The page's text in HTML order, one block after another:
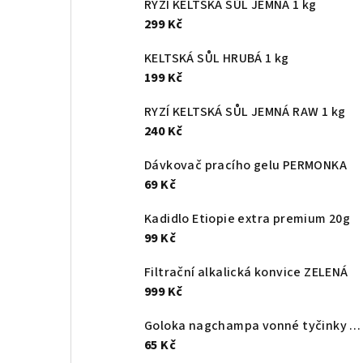
RYZÍ KELTSKÁ SŮL JEMNÁ 1 kg
299 Kč
KELTSKÁ SŮL HRUBÁ 1 kg
199 Kč
RYZÍ KELTSKÁ SŮL JEMNÁ RAW 1 kg
240 Kč
Dávkovač pracího gelu PERMONKA
69 Kč
Kadidlo Etiopie extra premium 20g
99 Kč
Filtrační alkalická konvice ZELENÁ
999 Kč
Goloka nagchampa vonné tyčinky 16g
65 Kč